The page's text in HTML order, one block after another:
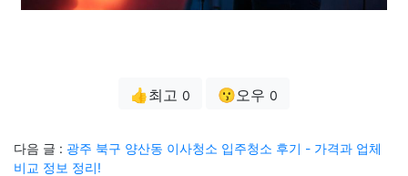
👍최고 0 😗오우 0
다음 글 : 광주 북구 양산동 이사청소 입주청소 후기 - 가격과 업체
비교 정보 정리!